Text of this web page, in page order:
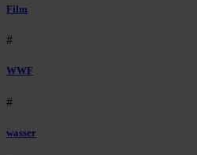
Film
#
WWF
#
wasser